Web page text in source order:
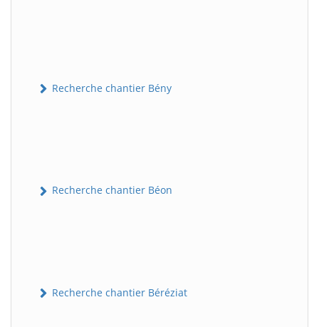
Recherche chantier Bény
Recherche chantier Béon
Recherche chantier Béréziat